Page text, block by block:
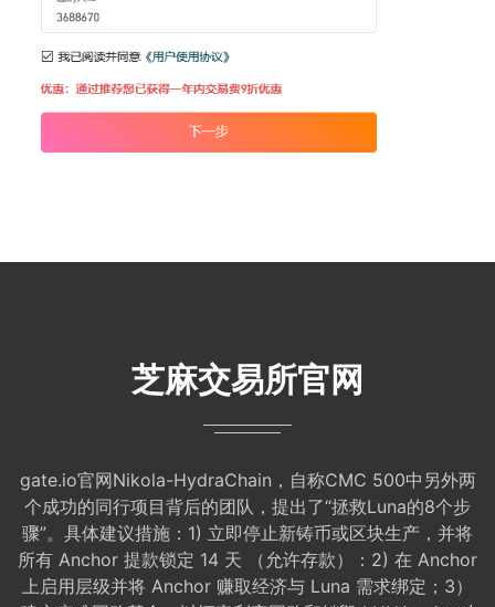
芝麻交易所官网
gate.io官网Nikola-HydraChain，自称CMC 500中另外两
个成功的同行项目背后的团队，提出了“拯救Luna的8个步
骤”。具体建议措施：1) 立即停止新铸币或区块生产，并将
所有 Anchor 提款锁定 14 天 （允许存款）：2) 在 Anchor
上启用层级并将 Anchor 赚取经济与 Luna 需求绑定；3）